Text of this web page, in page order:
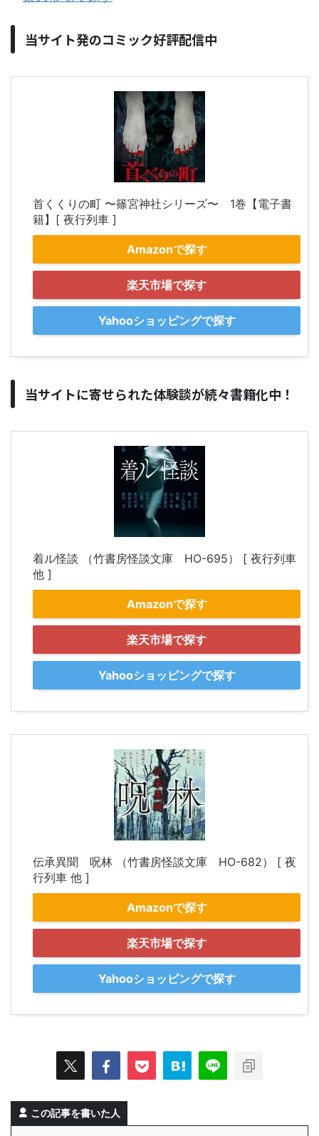
当サイト発のコミック好評配信中
首くくりの町 〜篠宮神社シリーズ〜 1巻【電子書
籍】[ 夜行列車 ]
Amazonで探す
楽天市場で探す
Yahooショッピングで探す
当サイトに寄せられた体験談が続々書籍化中！
着ル怪談 （竹書房怪談文庫 HO-695） [ 夜行列車
他 ]
Amazonで探す
楽天市場で探す
Yahooショッピングで探す
伝承異聞 呪林 （竹書房怪談文庫 HO-682） [ 夜
行列車 他 ]
Amazonで探す
楽天市場で探す
Yahooショッピングで探す
この記事を書いた人